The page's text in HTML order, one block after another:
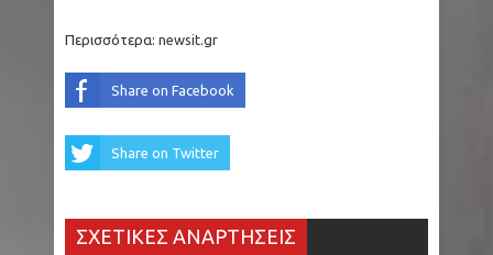
Περισσότερα: newsit.gr
Share on Facebook
Share on Twitter
ΣΧΕΤΙΚΕΣ ΑΝΑΡΤΗΣΕΙΣ